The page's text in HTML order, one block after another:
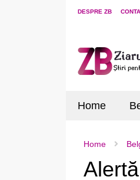
DESPRE ZB
Home
Home